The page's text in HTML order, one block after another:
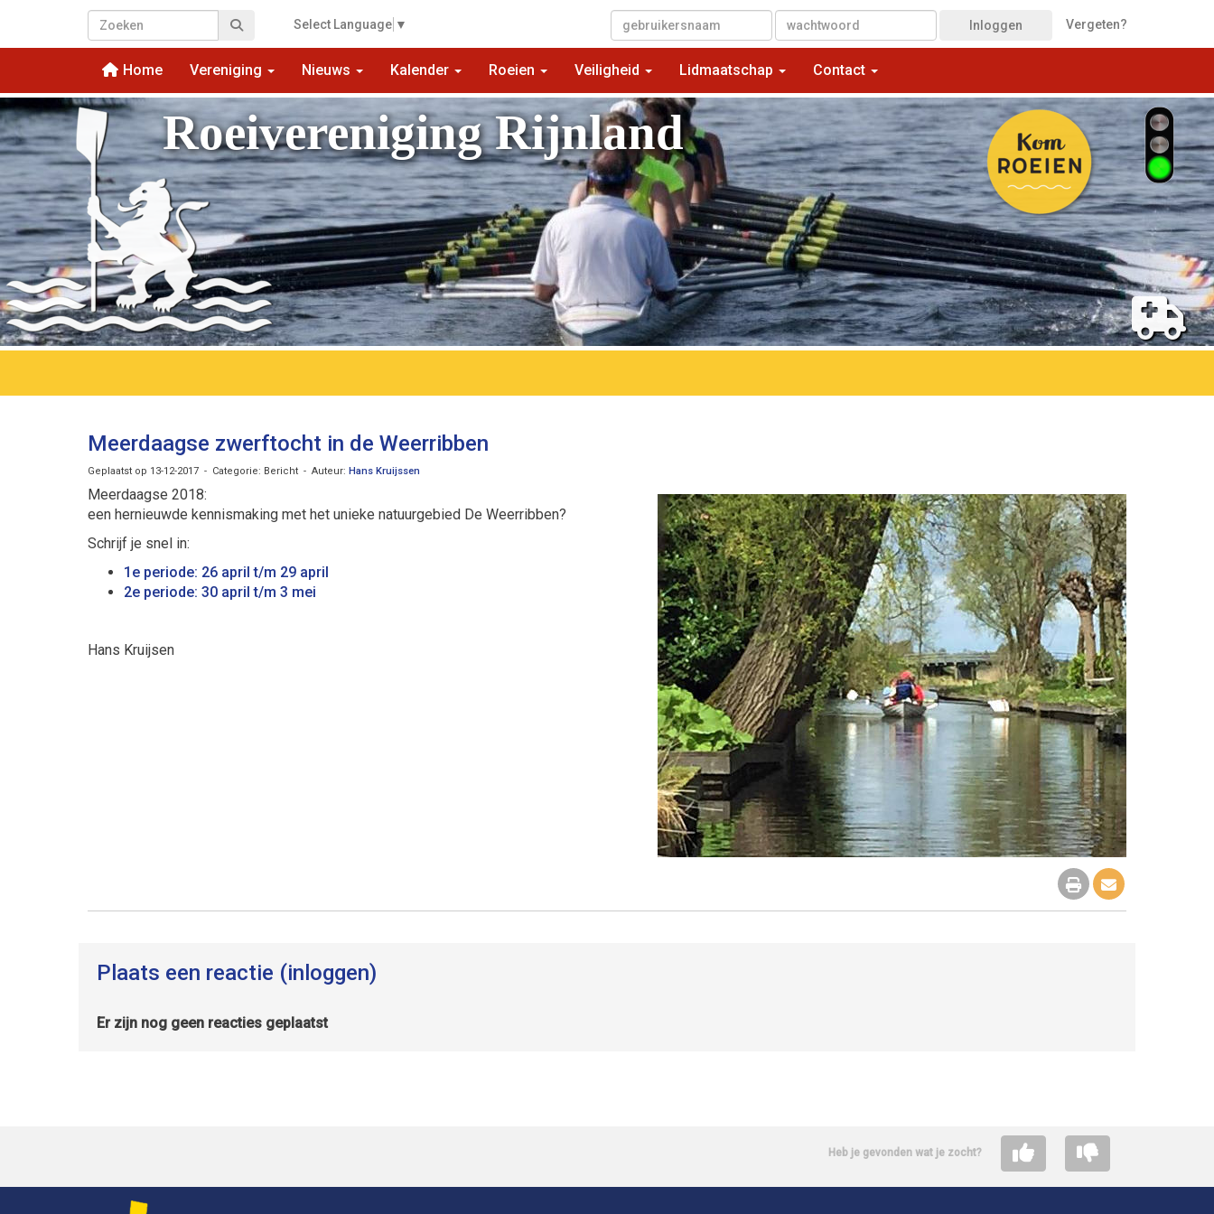
Select Language ▼ Inloggen Vergeten?
Home Vereniging Nieuws Kalender Roeien Veiligheid Lidmaatschap Contact
Roeivereniging Rijnland
Meerdaagse zwerftocht in de Weerribben
Geplaatst op 13-12-2017 - Categorie: Bericht - Auteur: Hans Kruijssen
Meerdaagse 2018:
een hernieuwde kennismaking met het unieke natuurgebied De Weerribben?
Schrijf je snel in:
1e periode: 26 april t/m 29 april
2e periode: 30 april t/m 3 mei
Hans Kruijsen
Plaats een reactie (inloggen)
Er zijn nog geen reacties geplaatst
Heb je gevonden wat je zocht?